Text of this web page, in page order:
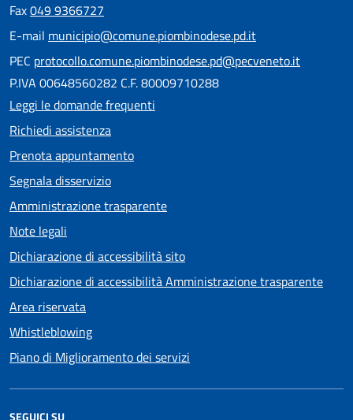
Fax049 9366727
E-mail municipio@comune.piombinodese.pd.it
PEC protocollo.comune.piombinodese.pd@pecveneto.it
P.IVA 00648560282 C.F. 80009710288
Leggi le domande frequenti
Richiedi assistenza
Prenota appuntamento
Segnala disservizio
Amministrazione trasparente
Note legali
Dichiarazione di accessibilità sito
Dichiarazione di accessibilità Amministrazione trasparente
Area riservata
Whistleblowing
Piano di Miglioramento dei servizi
SEGUICI SU